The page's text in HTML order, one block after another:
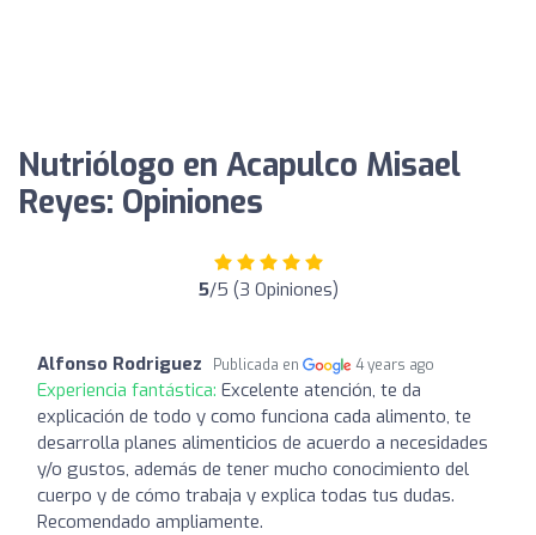
Nutriólogo en Acapulco Misael
Reyes: Opiniones
5/5 (3 Opiniones)
Alfonso Rodriguez Publicada en 4 years ago
Experiencia fantástica: Excelente atención, te da
explicación de todo y como funciona cada alimento, te
desarrolla planes alimenticios de acuerdo a necesidades
y/o gustos, además de tener mucho conocimiento del
cuerpo y de cómo trabaja y explica todas tus dudas.
Recomendado ampliamente.